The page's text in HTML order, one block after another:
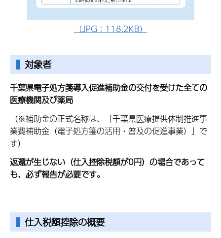
（JPG：118.2KB）
対象者
千葉県電子処方箋導入促進補助金の交付を受けた全ての
医療機関及び薬局
（※補助金の正式名称は、「千葉県医療提供体制推進事
業費補助金（電子処方箋の活用・普及の促進事業）」で
す）
返還が生じない（仕入控除税額が0円）の場合であって
も、必ず報告が必要です。
仕入税額控除の概要